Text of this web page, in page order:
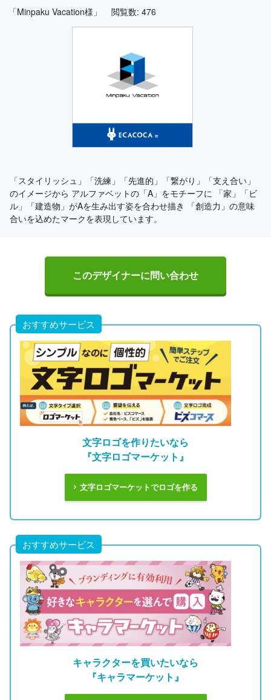
「Minpaku Vacation様」 閲覧数: 476
「スタイリッシュ」「洗練」「先進的」「繋がり」「支え合い」
のイメージから アルファベットの「A」をモチーフに 「家」「ビ
ル」「建造物」がAを生み出す姿を合わせ描き 「創造力」の意味
合いを込めたマークを表現しています。
このデザイナーに問い合わせ
おすすめサービス
文字ロゴを作りたいなら
『文字ロゴマーケット』
文字ロゴマーケットでロゴを作る
おすすめサービス
キャラクターを買いたいなら
『キャラマーケット』